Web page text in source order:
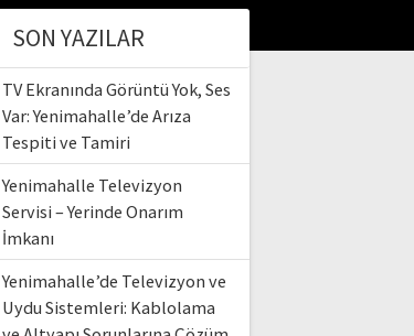
SON YAZILAR
TV Ekranında Görüntü Yok, Ses
Var: Yenimahalle’de Arıza
Tespiti ve Tamiri
Yenimahalle Televizyon
Servisi – Yerinde Onarım
İmkanı
Yenimahalle’de Televizyon ve
Uydu Sistemleri: Kablolama